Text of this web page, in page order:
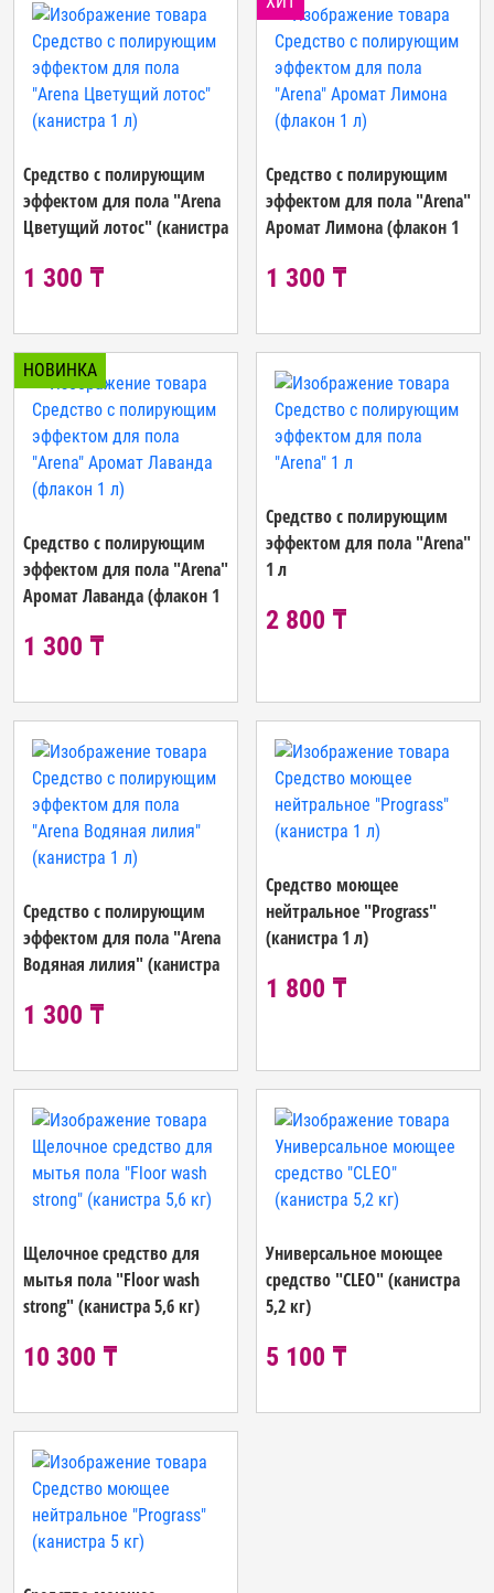
Средство с полирующим
эффектом для пола "Arena
Цветущий лотос" (канистра
1 300 ₸
Средство с полирующим
эффектом для пола "Arena"
Аромат Лимона (флакон 1
1 300 ₸
НОВИНКА
Средство с полирующим
эффектом для пола "Arena"
Аромат Лаванда (флакон 1
1 300 ₸
Средство с полирующим
эффектом для пола "Arena"
1 л
2 800 ₸
Средство с полирующим
эффектом для пола "Arena
Водяная лилия" (канистра
1 300 ₸
Средство моющее
нейтральное "Prograss"
(канистра 1 л)
1 800 ₸
Щелочное средство для
мытья пола "Floor wash
strong" (канистра 5,6 кг)
10 300 ₸
Универсальное моющее
средство "CLEO" (канистра
5,2 кг)
5 100 ₸